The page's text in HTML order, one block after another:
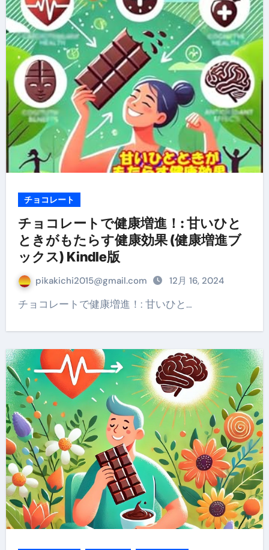
チョコレート
チョコレートで健康増進！: 甘いひと
ときがもたらす健康効果 (健康増進ブ
ックス) Kindle版
pikakichi2015@gmail.com 12月 16, 2024
チョコレートで健康増進！: 甘いひと…